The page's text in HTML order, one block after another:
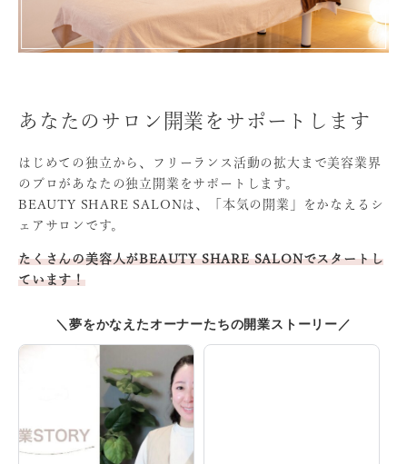
＼夢をかなえたオーナーたちの開業ストーリー／
あなたのサロン開業をサポートします
はじめての独立から、フリーランス活動の拡大まで美容業界
のプロがあなたの独立開業をサポートします。
BEAUTY SHARE SALONは、「本気の開業」をかなえる シ
ェアサロンです。
たくさんの美容人がBEAUTY SHARE SALONでスタートし
ています！